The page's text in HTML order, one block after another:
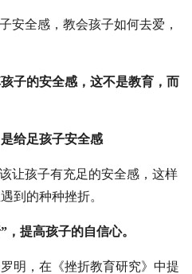
安全感，教会孩子如何去爱，
子的安全感，这不是教育，而
给足孩子安全感
让孩子有充足的安全感，这样
到的种种挫折。
提高孩子的自信心。
明，在《挫折教育研究》中提